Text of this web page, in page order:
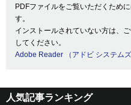
PDFファイルをご覧いただくため
す。
インストールされていない方は、
してください。
Adobe Reader （アドビ システム
人気記事ランキング